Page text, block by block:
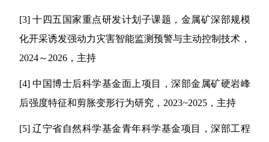
[3] 十四五国家重点研发计划子课题，金属矿深部规模
化开采诱发强动力灾害智能监测预警与主动控制技术，
2024～2026，主持
[4] 中国博士后科学基金面上项目，深部金属矿硬岩峰
后强度特征和剪胀变形行为研究， 2023~2025，主持
[5] 辽宁省自然科学基金青年科学基金项目，深部工程